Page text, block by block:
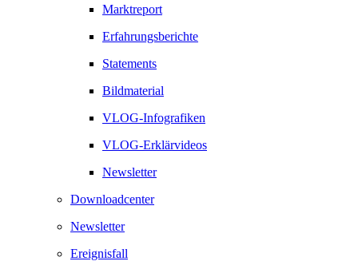
Marktreport
Erfahrungsberichte
Statements
Bildmaterial
VLOG-Infografiken
VLOG-Erklärvideos
Newsletter
Downloadcenter
Newsletter
Ereignisfall